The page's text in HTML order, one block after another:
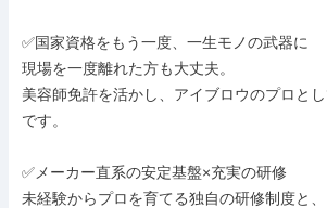
✅国家資格をもう一度、一生モノの武器に
現場を一度離れた方も大丈夫。
美容師免許を活かし、アイブロウのプロと
です。
✅メーカー直系の安定基盤×充実の研修
未経験からプロを育てる独自の研修制度と、